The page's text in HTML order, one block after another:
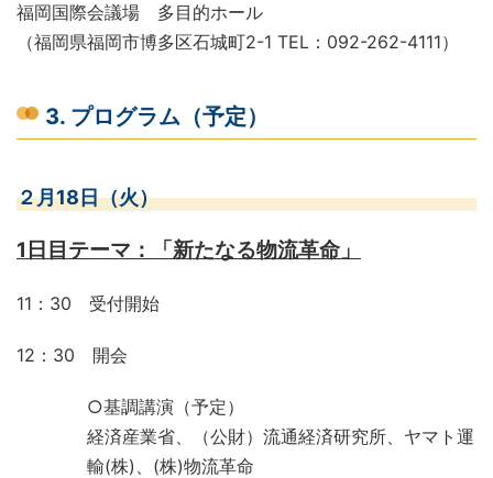
福岡国際会議場 多目的ホール
（福岡県福岡市博多区石城町2-1 TEL：092-262-4111）
3. プログラム（予定）
２月18日（火）
1日目テーマ：「新たなる物流革命」
11：30 受付開始
12：30 開会
○基調講演（予定）
経済産業省、（公財）流通経済研究所、ヤマト運
輸(株)、(株)物流革命